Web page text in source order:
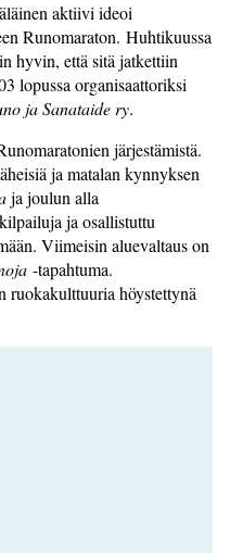
aktiivi ideoi
Runomaraton. Huhtikuussa
hyvin, että sitä jatkettiin
lopussa organisaattoriksi
ja Sanataide ry.
järjestämistä.
ja matalan kynnyksen
ja joulun alla
ja osallistuttu
Viimeisin aluevaltaus on
-tapahtuma.
ruokakulttuuria höystettynä